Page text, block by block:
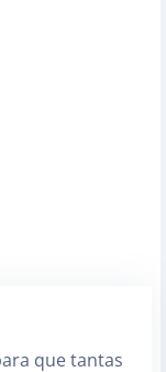
que tantas